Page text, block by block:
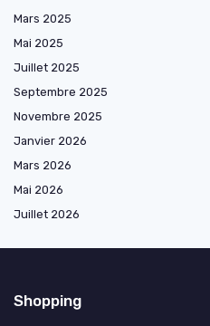
Mars 2025
Mai 2025
Juillet 2025
Septembre 2025
Novembre 2025
Janvier 2026
Mars 2026
Mai 2026
Juillet 2026
Shopping